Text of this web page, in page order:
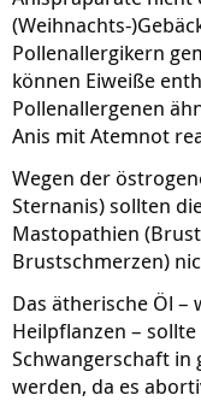
(Weihnachts-
Pollenallergikern
können Eiweiße
Pollenallergenen
Anis mit Atemnot
Wegen der
Sternanis) sollten
Mastopathien
Brustschmerzen)
Das ätherische Öl –
Heilpflanzen –
Schwangerschaft in
werden, da es